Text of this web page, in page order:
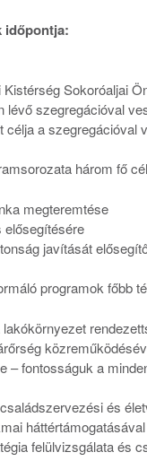
időpontja:
Sokoróaljai
lévő szegregációval
a szegregációval
három fő
megteremtése
elősegítésére
javítását
programok főbb
– fontosságuk a
és
háttértámogatásával
felülvizsgálata és